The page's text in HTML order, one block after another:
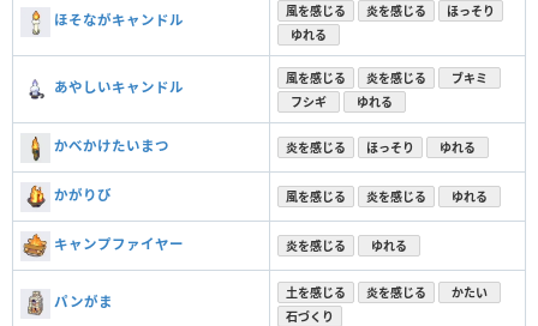
ほそながキャンドル
風を感じる 炎を感じる
ほっそり
ゆれる
あやしいキャンドル
風を感じる 炎を感じる
ブキミ
フシギ
ゆれる
かべかけたいまつ 炎を感じる ほっそり ゆれる
かがりび 風を感じる 炎を感じる ゆれる
キャンプファイヤー 炎を感じる ゆれる
パンがま
土を感じる 炎を感じる
かたい
石づくり